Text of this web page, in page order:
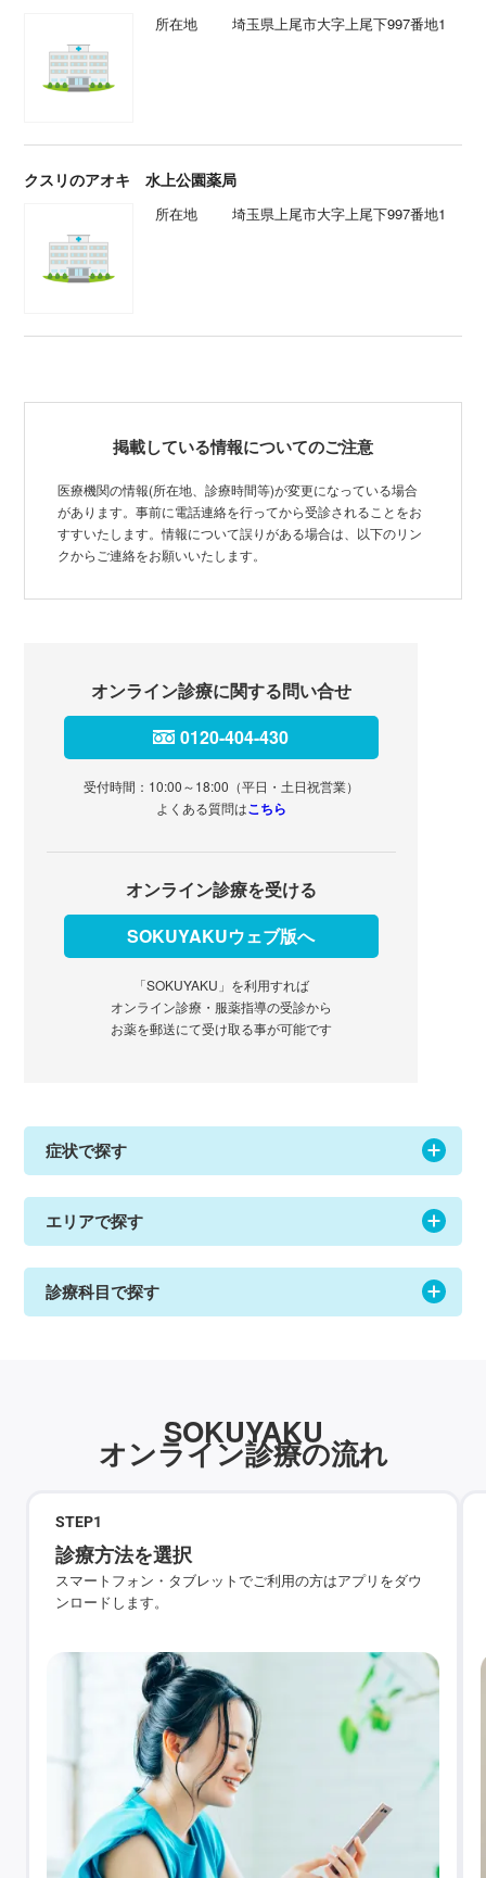
所在地 埼玉県上尾市大字上尾下997番地1
クスリのアオキ 水上公園薬局
所在地 埼玉県上尾市大字上尾下997番地1
掲載している情報についてのご注意
医療機関の情報(所在地、診療時間等)が変更になっている場合
があります。事前に電話連絡を行ってから受診されることをお
すすいたします。情報について誤りがある場合は、以下のリン
クからご連絡をお願いいたします。
オンライン診療に関する問い合せ
0120-404-430
受付時間：10:00～18:00（平日・土日祝営業）
よくある質問はこちら
オンライン診療を受ける
SOKUYAKUウェブ版へ
「SOKUYAKU」を利用すれば
オンライン診療・服薬指導の受診から
お薬を郵送にて受け取る事が可能です
症状で探す
エリアで探す
診療科目で探す
SOKUYAKU
オンライン診療の流れ
STEP1
診療方法を選択
スマートフォン・タブレットでご利用の方はアプリをダウ
ンロードします。